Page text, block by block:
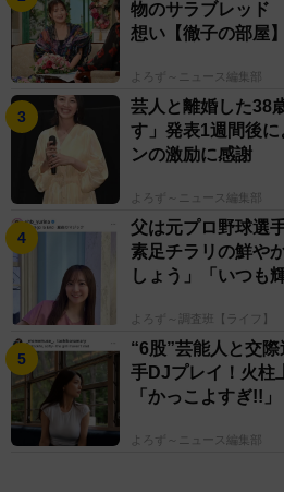
物のサラブレッド
想い【徹子の部屋】
よろず～ニュース編集部
芸人と離婚した38
す」発表1週間後
ンの激励に感謝
よろず～ニュース編集部
父は元プロ野球選
素足チラリの鮮や
しょう」「いつも
よろず～調査班【ライフ】
“6股”芸能人と交
手DJプレイ！火柱
「かっこよすぎ!!」
よろず～ニュース編集部